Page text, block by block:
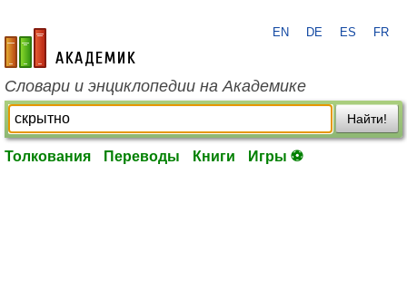
academic.ru
EN DE ES FR
Словари и энциклопедии на Академике
Найти!
Толкования Переводы Книги Игры ⚽